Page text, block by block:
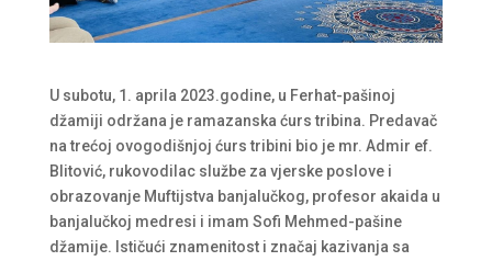
U subotu, 1. aprila 2023.godine, u Ferhat-pašinoj
džamiji održana je ramazanska ćurs tribina. Predavač
na trećoj ovogodišnjoj ćurs tribini bio je mr. Admir ef.
Blitović, rukovodilac službe za vjerske poslove i
obrazovanje Muftijstva banjalučkog, profesor akaida u
banjalučkoj medresi i imam Sofi Mehmed-pašine
džamije. Ističući znamenitost i značaj kazivanja sa